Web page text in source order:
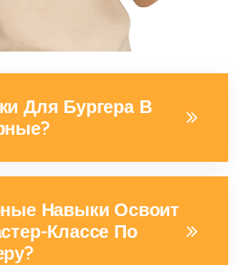
Для Бургера В
Навыки Освоит
Классе По